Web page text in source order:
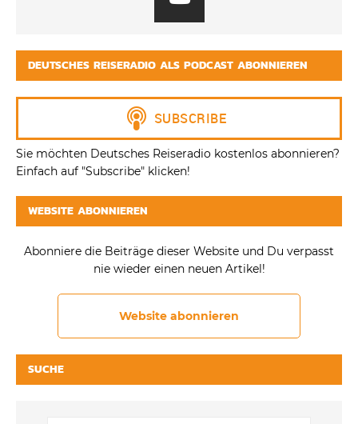
DEUTSCHES REISERADIO ALS PODCAST ABONNIEREN
Sie möchten Deutsches Reiseradio kostenlos abonnieren?
Einfach auf "Subscribe" klicken!
WEBSITE ABONNIEREN
Abonniere die Beiträge dieser Website und Du verpasst
nie wieder einen neuen Artikel!
Website abonnieren
SUCHE